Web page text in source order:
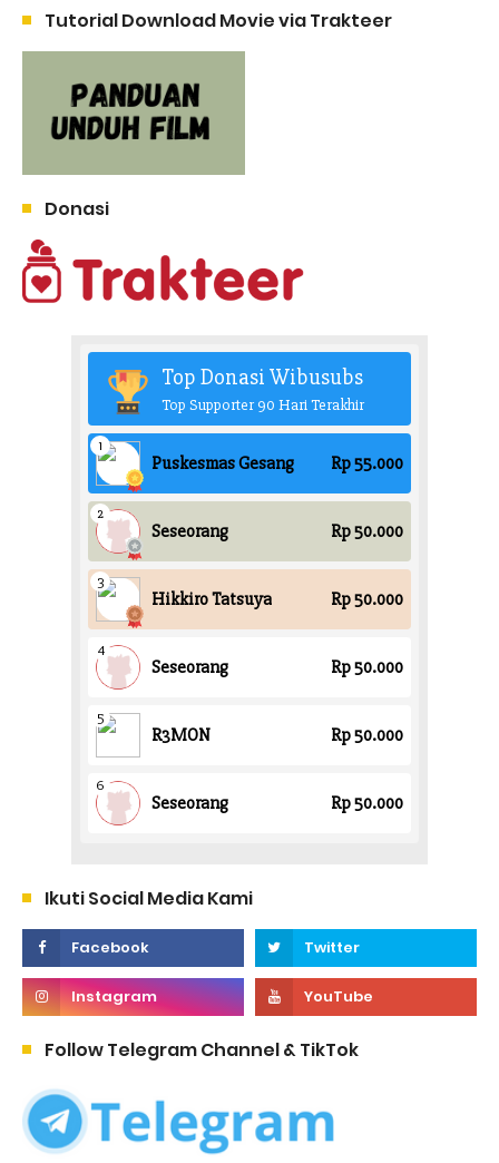
Tutorial Download Movie via Trakteer
Donasi
Ikuti Social Media Kami
Follow Telegram Channel & TikTok